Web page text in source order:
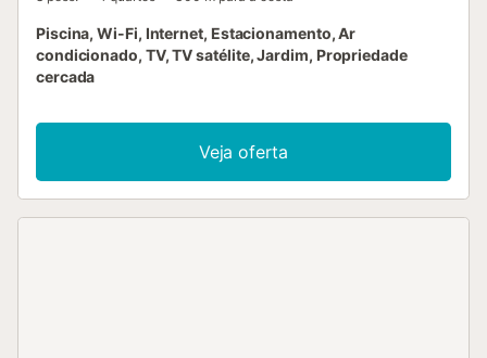
Piscina, Wi-Fi, Internet, Estacionamento, Ar
condicionado, TV, TV satélite, Jardim, Propriedade
cercada
Veja oferta